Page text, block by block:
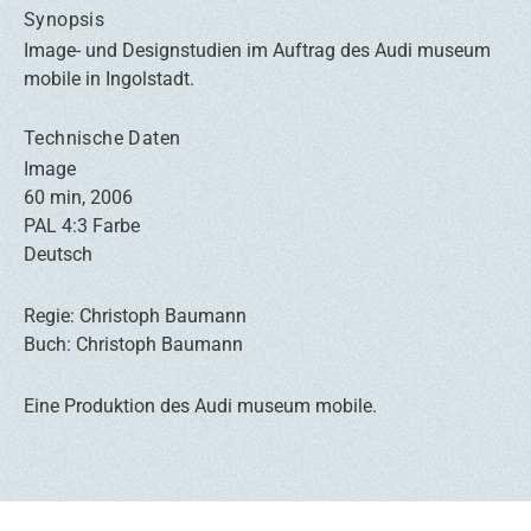
Synopsis
Image- und Designstudien im Auftrag des Audi museum
mobile in Ingolstadt.
Technische Daten
Image
60 min, 2006
PAL 4:3 Farbe
Deutsch
Regie: Christoph Baumann
Buch: Christoph Baumann
Eine Produktion des Audi museum mobile.